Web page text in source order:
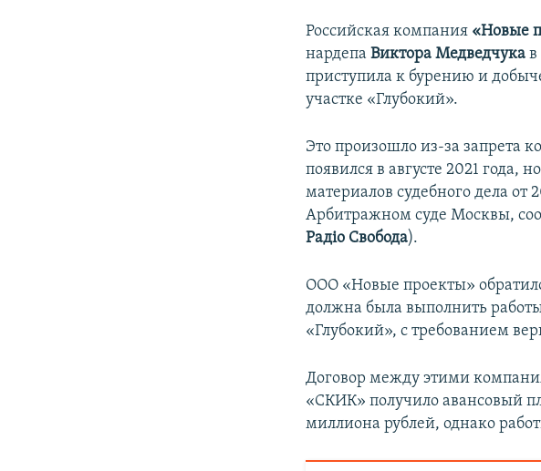
Российская компания «Новые
нардепаВиктора Медведчука в
приступила к бурению и
участке «Глубокий».
Это произошло из-за запрета
появился в августе 2021 года,
материалов судебного дела от
Арбитражном суде Москвы,
Радіо Свобода).
ООО «Новые проекты»
должна была выполнить
«Глубокий», с требованием
Договор между этими
«СКИК» получило авансовый
миллиона рублей, однако